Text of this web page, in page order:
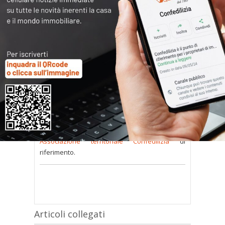
L’accesso al contenuto
completo è riservato ai
soli utenti abilitati.
Tutti i documenti presenti nelle Banche dati
sonoa disposizione dei soci ma per poterli
consultare occorre
inserire i dati di accesso
nel modulo a destra della pagina
Se non possiedi nome utente e password
oppure li haismarriti richiedili alla tua
Associazione territoriale Confediliziadi
riferimento.
Articoli collegati